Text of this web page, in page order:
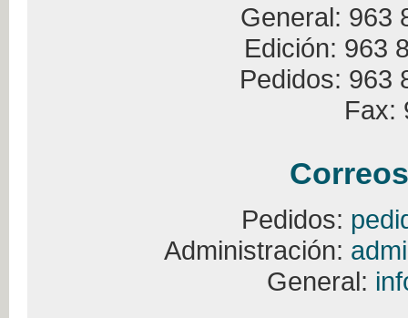
General: 963
Edición: 963
Pedidos: 963
Fax:
Pedidos:
Administración:
General: